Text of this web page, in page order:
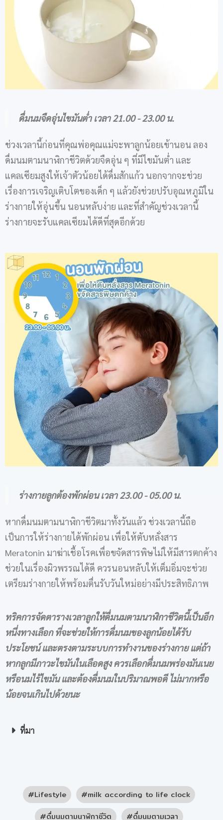
ดื่มนมจืดอุ่นไขมันต่ำ เวลา 21.00 - 23.00 น.
ช่วงเวลานี้ก่อนที่คุณพ่อคุณแม่จะพาลูกน้อยเข้านอน ลอง
ดื่มนมตามนาฬิกาชีวิตด้วยจืดอุ่น ๆ ที่มีไขมันต่ำ และ
แคลเซียมสูงให้เจ้าตัวน้อยได้ดื่มสักแก้ว นอกจากจะช่วย
เรื่องการเจริญเติบโตของเด็ก ๆ แล้วยังช่วยปรับอุณหภูมิใน
ร่างกายให้อุ่นขึ้น นอนหลับง่าย และที่สำคัญช่วงเวลานี้
ร่างกายจะรับแคลเซียมได้ดีที่สุดอีกด้วย
ร่างกายลูกต้องพักผ่อน เวลา 23.00 - 05.00 น.
หากดื่มนมตามนาฬิกาชีวิตมาทั้งวันแล้ว ช่วงเวลานี้ถือ
เป็นการให้ร่างกายได้พักผ่อน เพื่อให้ตับหลั่งสาร
Meratonin มาฆ่าเชื้อโรคเพื่อขจัดสารพิษไม่ให้มีสารตกค้าง
ช่วยในเรื่องผิวพรรณได้ดี ควรนอนหลับให้เต็มอิ่มจะช่วย
เตรียมร่างกายให้พร้อมตื่นรับวันใหม่อย่างมีประสิทธิภาพ
ทริคการจัดตารางเวลาลูกให้ดื่มนมตามนาฬิกาชีวิตนี้เป็นอีก
หนึ่งทางเลือก ที่จะช่วยให้การดื่มนมของลูกน้อยได้รับ
ประโยชน์ และตรงตามระบบการทำงานของร่างกาย แต่ถ้า
หากลูกมีภาวะไขมันในเลือดสูง ควรเลือกดื่มนมพร่องมันเนย
หรือนมไร้ไขมัน และต้องดื่มนมในปริมาณพอดี ไม่มากหรือ
น้อยจนเกินไปด้วยนะ
ที่มา
Lifestyle
milk according to life clock
ดื่มนมตามนาฬิกาชีวิต
ดื่มนมตามเวลา